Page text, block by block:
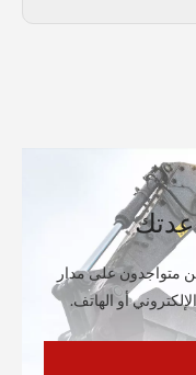
متواجدون على مدار
أو الهاتف.